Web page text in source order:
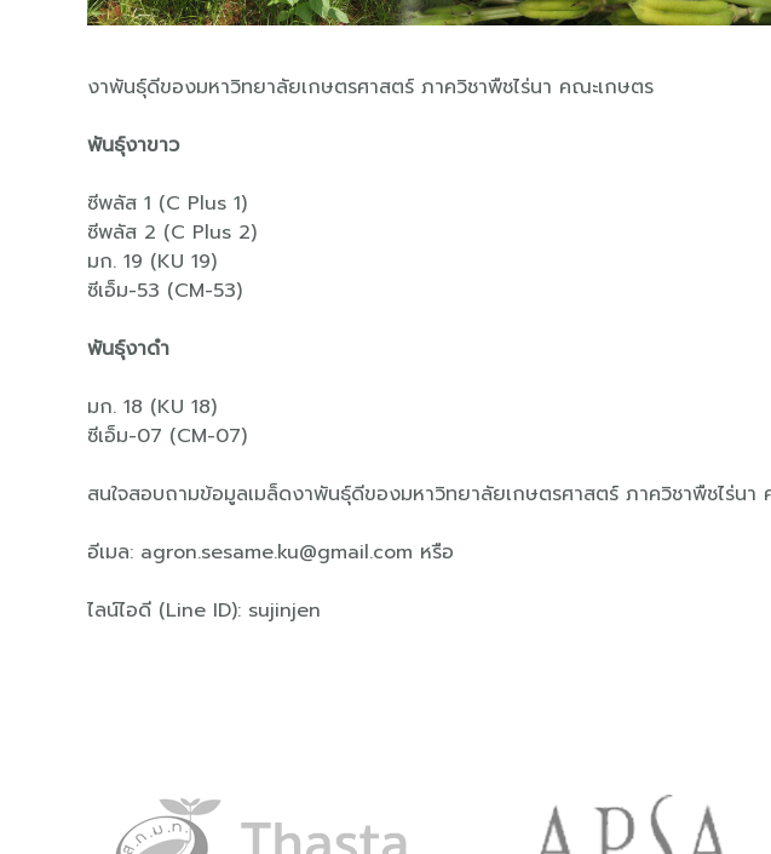
งาพันธุ์ดีของมหาวิทยาลัยเกษตรศาสตร์ ภาควิชาพืชไร่นา คณะเกษตร
พันธุ์งาขาว
ซีพลัส 1 (C Plus 1)
ซีพลัส 2 (C Plus 2)
มก. 19 (KU 19)
ซีเอ็ม-53 (CM-53)
พันธุ์งาดำ
มก. 18 (KU 18)
ซีเอ็ม-07 (CM-07)
สนใจสอบถามข้อมูลเมล็ดงาพันธุ์ดีของมหาวิทยาลัยเกษตรศาสตร์ ภาควิชาพืชไร่น
อีเมล: agron.sesame.ku@gmail.com หรือ
ไลน์ไอดี (Line ID): sujinjen